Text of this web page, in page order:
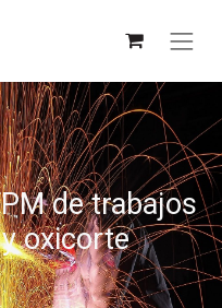
de trabajos
oxicorte